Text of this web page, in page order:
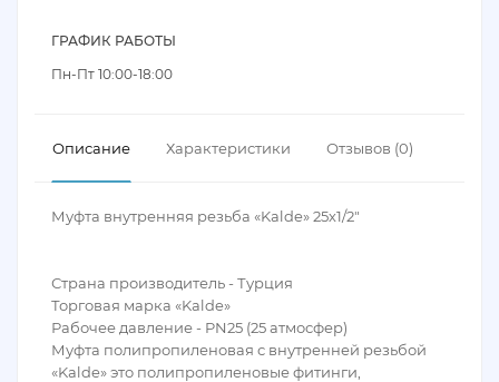
ГРАФИК РАБОТЫ
Пн-Пт 10:00-18:00
Описание Характеристики Отзывов (0)
Муфта внутренняя резьба «Kalde» 25х1/2″
Страна производитель - Турция
Торговая марка «Kalde»
Рабочее давление - PN25 (25 атмосфер)
Муфта полипропиленовая с внутренней резьбой
«Kalde» это полипропиленовые фитинги,